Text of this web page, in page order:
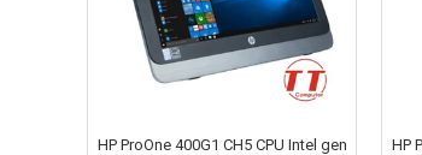
HP ProOne 400G1 CH5 CPU Intel gen
HP